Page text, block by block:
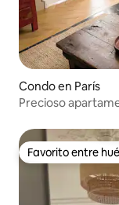
Condo en París
Precioso
Favorito entre
Favorito entre